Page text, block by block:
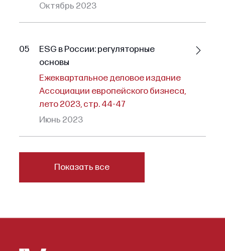
Октябрь 2023
05
ESG в России: регуляторные
основы
Ежеквартальное деловое издание
Ассоциации европейского бизнеса,
лето 2023, стр. 44-47
Июнь 2023
Показать все